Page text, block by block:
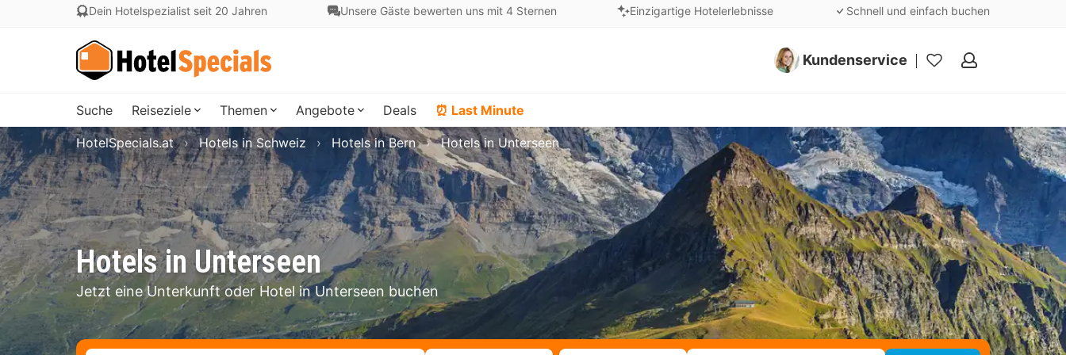
Dein Hotelspezialist seit 20 Jahren Unsere Gäste bewerten uns mit 4 Sternen Einzigartige Hotelerlebnisse Schnell und einfach buchen
Kundenservice
Meine
Suche Reiseziele Themen Angebote Deals ⏰ Last Minute
Hotels in Unterseen
Jetzt eine Unterkunft oder Hotel in Unterseen buchen
HotelSpecials.at Hotels in Schweiz Hotels in Bern Hotels in Unterseen